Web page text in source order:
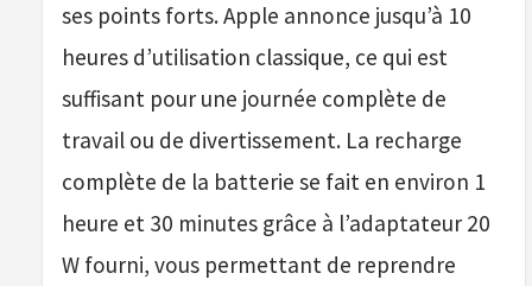
ses points forts. Apple annonce jusqu’à 10
heures d’utilisation classique, ce qui est
suffisant pour une journée complète de
travail ou de divertissement. La recharge
complète de la batterie se fait en environ 1
heure et 30 minutes grâce à l’adaptateur 20
W fourni, vous permettant de reprendre